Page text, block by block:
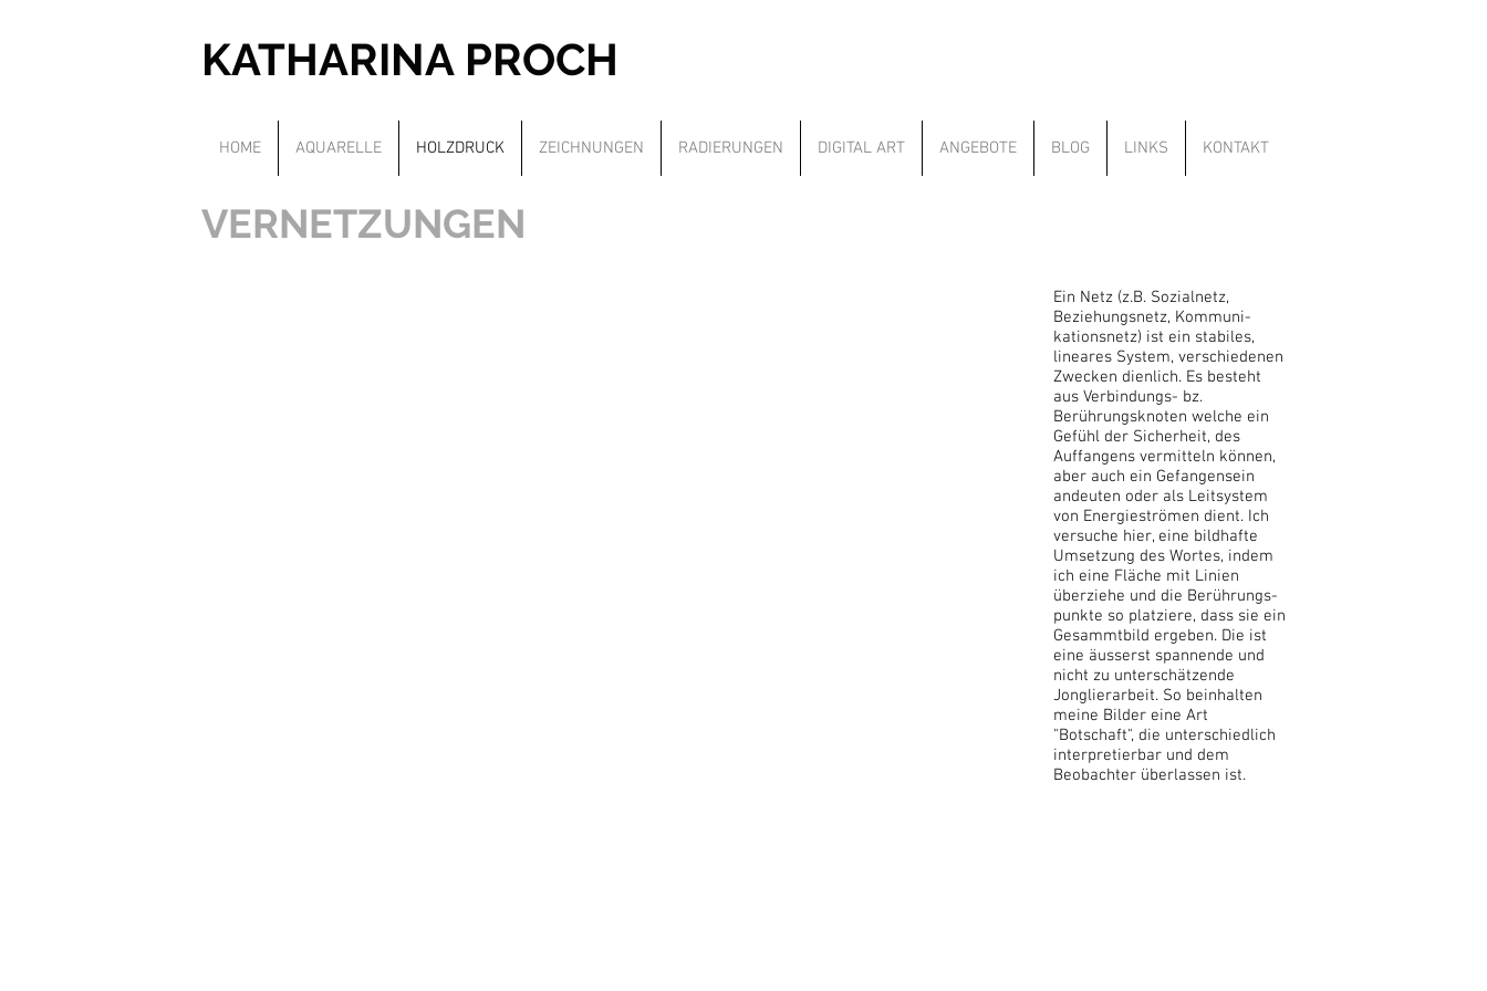
KATHARINA PROCH
HOME AQUARELLE HOLZDRUCK ZEICHNUNGEN RADIERUNGEN DIGITAL ART ANGEBOTE BLOG LINKS KONTAKT
VERNETZUNGEN
Ein Netz (z.B. Sozialnetz,
Beziehungsnetz, Kommuni-
kationsnetz) ist ein stabiles,
lineares System, verschiedenen
Zwecken dienlich. Es besteht
aus Verbindungs- bz.
Berührungsknoten welche ein
Gefühl der Sicherheit, des
Auffangens vermitteln können,
aber auch ein Gefangensein
andeuten oder als Leitsystem
von Energieströmen dient. Ich
versuche hier, eine bildhafte
Umsetzung des Wortes, indem
ich eine Fläche mit Linien
überziehe und die Berührungs-
punkte so platziere, dass sie ein
Gesammtbild ergeben. Die ist
eine äusserst spannende und
nicht zu unterschätzende
Jonglierarbeit. So beinhalten
meine Bilder eine Art
"Botschaft", die unterschiedlich
interpretierbar und dem
Beobachter überlassen ist.